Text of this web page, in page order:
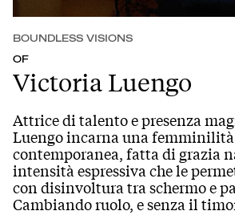
BOUNDLESS VISIONS
OF
Victoria Luengo
Attrice di talento e presenza
Luengo incarna una femminilità
contemporanea, fatta di grazia
intensità espressiva che le
con disinvoltura tra schermo e
Cambiando ruolo, e senza il